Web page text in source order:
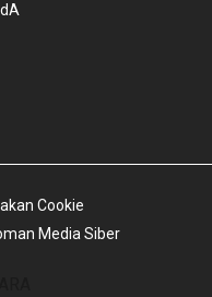
Cookie
Media Siber